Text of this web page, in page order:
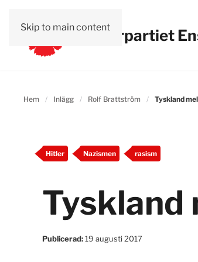
Skip to main contentVänsterpartiet
Hem Inlägg Rolf Brattström Tyskland
Hitler Nazismen rasism
Tyskland
Publicerad:19 augusti 2017